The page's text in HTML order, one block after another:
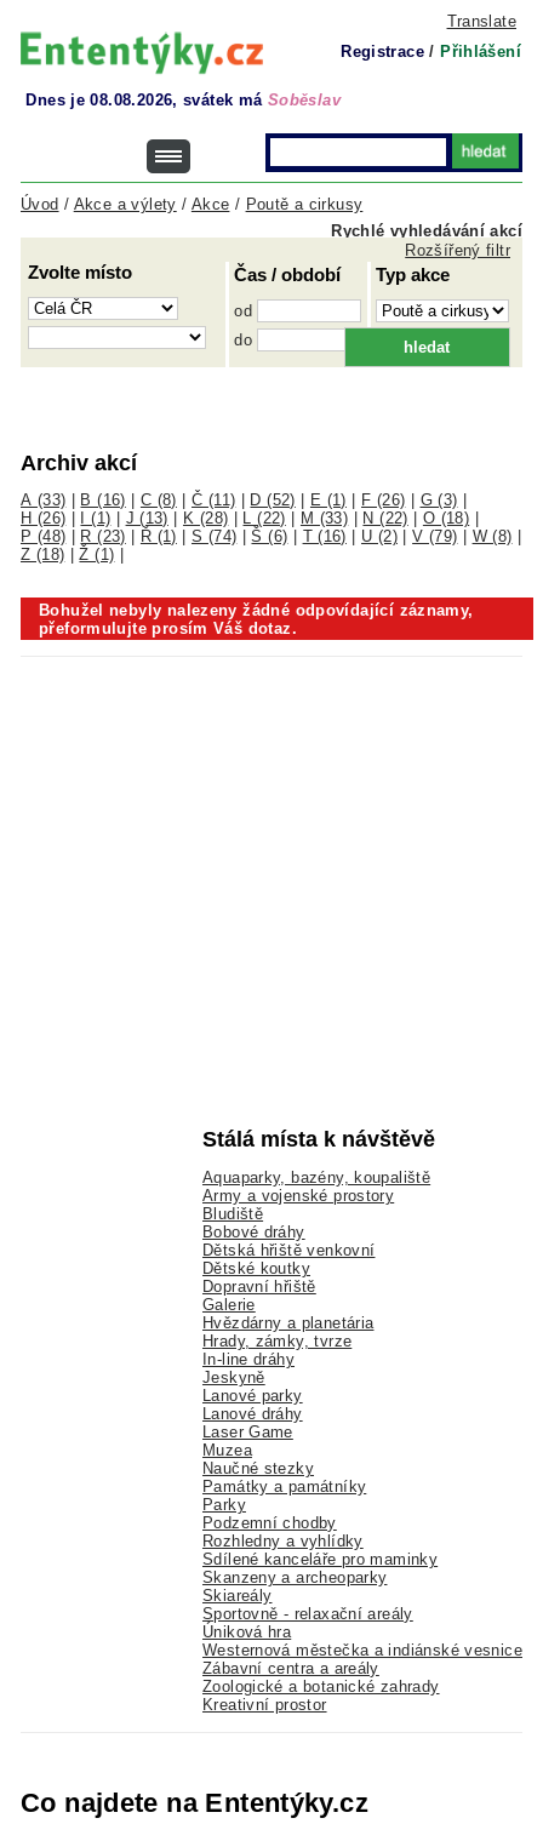
Translate
Registrace / Přihlášení
Dnes je 08.08.2026, svátek má Soběslav
Rychlé vyhledávání akcí
Úvod / Akce a výlety / Akce / Poutě a cirkusy
Zvolte místo Čas / období
od
do
Typ akce
Rozšířený filtr
Archiv akcí
A (33) B (16) C (8) |Č (11) D (52) E (1) F (26) G (3)
H (26)
I (1) J (13) K (28) L (22) M (33) N (22) O (18)
P (48)
R (23) Ř (1) |S (74) |Š (6) T (16) U (2)|V (79) W (8)
Z (18) |Ž (1)
Bohužel nebyly nalezeny žádné odpovídající záznamy,
přeformulujte prosím Váš dotaz.
Stálá místa k návštěvě
Aquaparky, bazény, koupaliště
Army a vojenské prostory
Bludiště
Bobové dráhy
Dětská hřiště venkovní
Dětské koutky
Dopravní hřiště
Galerie
Hvězdárny a planetária
Hrady, zámky, tvrze
In-line dráhy
Jeskyně
Lanové parky
Lanové dráhy
Laser Game
Muzea
Naučné stezky
Památky a památníky
Parky
Podzemní chodby
Rozhledny a vyhlídky
Sdílené kanceláře pro maminky
Skanzeny a archeoparky
Skiareály
Sportovně - relaxační areály
Úniková hra
Westernová městečka a indiánské vesnice
Zábavní centra a areály
Zoologické a botanické zahrady
Kreativní prostor
Co najdete na Ententýky.cz